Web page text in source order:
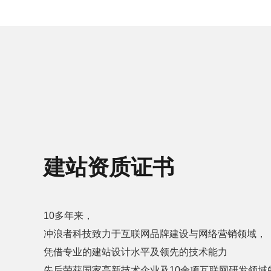
建站资质证书
10多年来，
冲浪者科技致力于互联网品牌建设与网络营销领域，
凭借专业的建站设计水平及领先的技术能力